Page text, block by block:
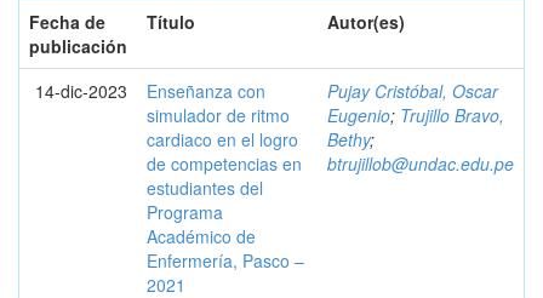
Fecha de
publicación
Título Autor(es)
14-dic-2023
Enseñanza con
simulador de ritmo
cardiaco en el logro
de competencias en
estudiantes del
Programa
Académico de
Enfermería, Pasco –
2021
Pujay Cristóbal, Oscar
Eugenio; Trujillo Bravo,
Bethy;
btrujillob@undac.edu.pe